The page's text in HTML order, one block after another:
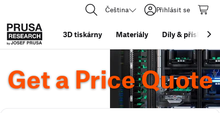
Čeština Přihlásit se
3D tiskárny Materiály Díly&
Get a Price Quote